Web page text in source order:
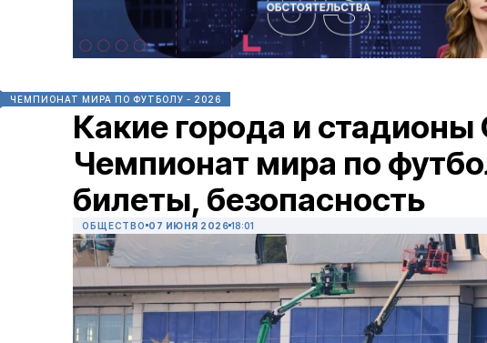
ЧЕМПИОНАТ МИРА ПО ФУТБОЛУ - 2026
Какие города и
Чемпионат мира по
билеты, безопасность
ОБЩЕСТВО 07 ИЮНЯ 2026 18:01